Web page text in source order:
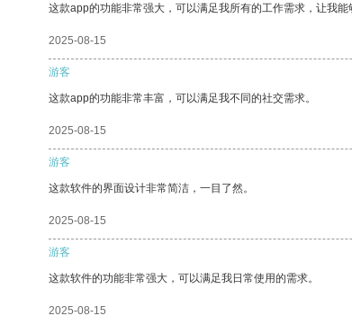
这款app的功能非常强大，可以满足我所有的工作需求，让我能
2025-08-15
游客
这款app的功能非常丰富，可以满足我不同的社交需求。
2025-08-15
游客
这款软件的界面设计非常简洁，一目了然。
2025-08-15
游客
这款软件的功能非常强大，可以满足我日常使用的需求。
2025-08-15